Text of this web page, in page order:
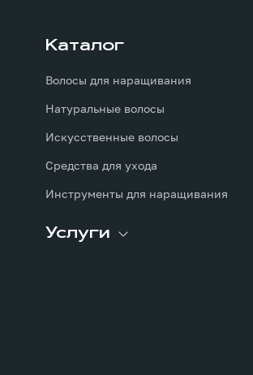
Каталог
Волосы для наращивания
Натуральные волосы
Искусственные волосы
Средства для ухода
Инструменты для наращивания
Услуги